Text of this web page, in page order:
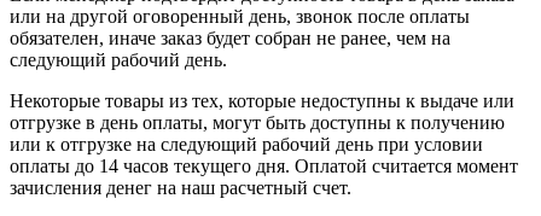
или на другой оговоренный день, звонок после оплаты
обязателен, иначе заказ будет собран не ранее, чем на
следующий рабочий день.
Некоторые товары из тех, которые недоступны к выдаче или
отгрузке в день оплаты, могут быть доступны к получению
или к отгрузке на следующий рабочий день при условии
оплаты до 14 часов текущего дня. Оплатой считается момент
зачисления денег на наш расчетный счет.